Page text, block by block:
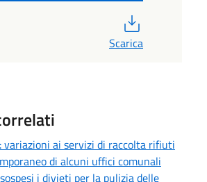
Scarica
variazioni ai servizi di raccolta rifiuti
di alcuni uffici comunali
i divieti per la pulizia delle